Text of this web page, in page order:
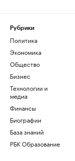
Рубрики
Политика
Экономика
Общество
Бизнес
Технологии и
медиа
Финансы
Биографии
База знаний
РБК Образование